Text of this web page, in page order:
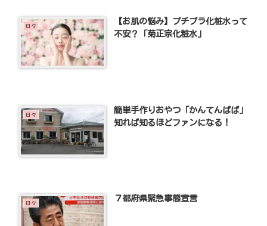
日々
【お肌の悩み】プチプラ化粧水って
不安？「菊正宗化粧水」
日々
簡単手作りおやつ「かんてんぱぱ」
知れば知るほどファンになる！
日々
７都府県緊急事態宣言